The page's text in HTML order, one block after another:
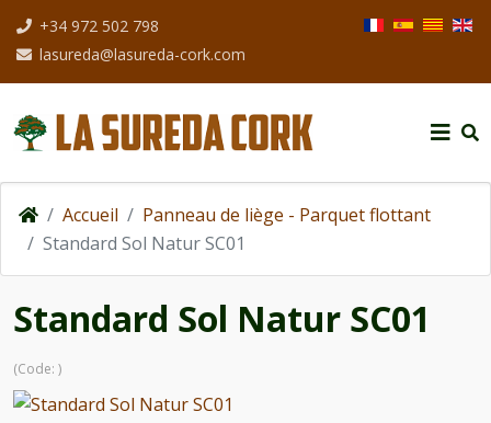
+34 972 502 798
lasureda@lasureda-cork.com
Sélectionnez
Accueil
Panneau de liège - Parquet flottant
Standard Sol Natur SC01
Standard Sol Natur SC01
(Code: )